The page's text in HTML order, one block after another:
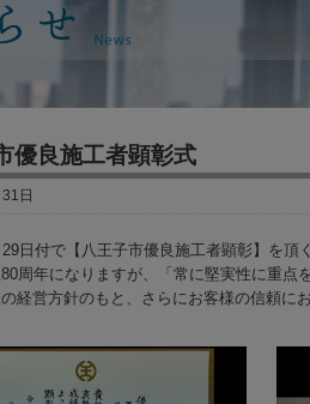
優良施工者顕彰式
日
日付で【八王子市優良施工者顕彰】を頂
周年になりますが、「常に堅実性に重
経営方針のもと、さらにお客様の信頼に